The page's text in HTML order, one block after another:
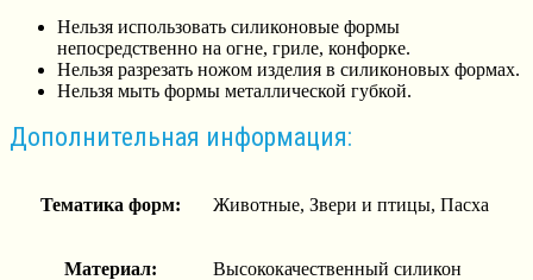
Нельзя использовать силиконовые формы
непосредственно на огне, гриле, конфорке.
Нельзя разрезать ножом изделия в силиконовых формах.
Нельзя мыть формы металлической губкой.
Дополнительная информация:
Тематика форм: Животные, Звери и птицы, Пасха
Материал: Высококачественный силикон